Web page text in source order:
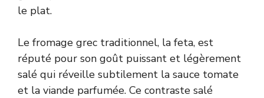
le plat.
Le fromage grec traditionnel, la feta, est
réputé pour son goût puissant et légèrement
salé qui réveille subtilement la sauce tomate
et la viande parfumée. Ce contraste salé